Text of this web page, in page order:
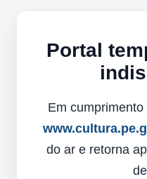
Portal
Em
do ar e retorna